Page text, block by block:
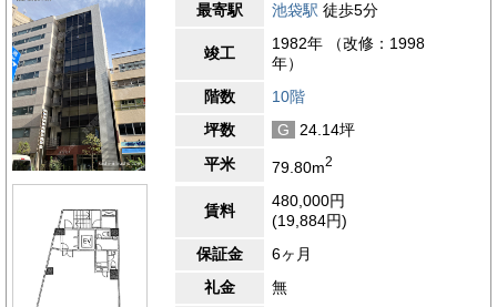
最寄駅 池袋駅 徒歩5分
竣工
1982年 （改修：1998
年）
階数
10階
坪数
G
24.14坪
平米
79.80m2
賃料
480,000円
(19,884円)
保証金
6ヶ月
礼金
無